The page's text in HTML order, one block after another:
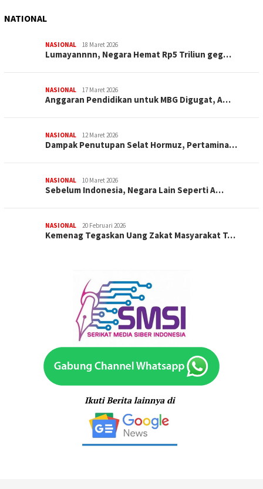
NATIONAL
NASIONAL 18 Maret 2026
Lumayannnn, Negara Hemat Rp5 Triliun geg…
NASIONAL 17 Maret 2026
Anggaran Pendidikan untuk MBG Digugat, A…
NASIONAL 12 Maret 2026
Dampak Penutupan Selat Hormuz, Pertamina…
NASIONAL 10 Maret 2026
Sebelum Indonesia, Negara Lain Seperti A…
NASIONAL 20 Februari 2026
Kemenag Tegaskan Uang Zakat Masyarakat T…